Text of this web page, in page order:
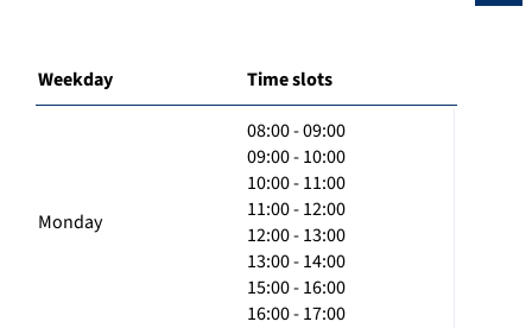
Weekday Time slots
Monday
08:00 - 09:00
09:00 - 10:00
10:00 - 11:00
11:00 - 12:00
12:00 - 13:00
13:00 - 14:00
15:00 - 16:00
16:00 - 17:00